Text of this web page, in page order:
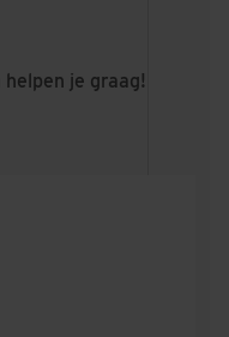
je graag!